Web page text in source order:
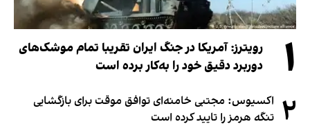
۱
رویترز: آمریکا در جنگ ایران تقریبا تمام موشک‌های
دوربرد دقیق خود را به‌کار برده است
۲ اکسیوس: مجتبی خامنه‌ای توافق موقت برای بازگشایی
تنگه هرمز را تایید کرده است